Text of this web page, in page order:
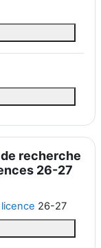
recherche
26-27
26-27